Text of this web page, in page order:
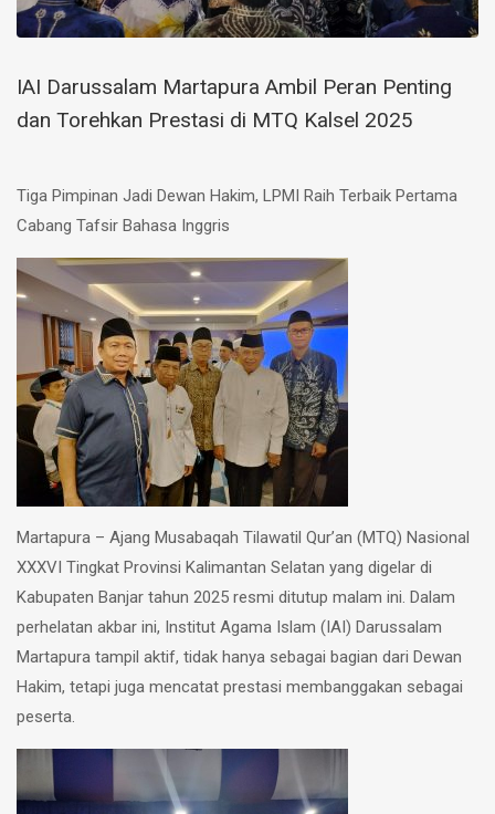
IAI Darussalam Martapura Ambil Peran Penting
dan Torehkan Prestasi di MTQ Kalsel 2025
Tiga Pimpinan Jadi Dewan Hakim, LPMI Raih Terbaik Pertama
Cabang Tafsir Bahasa Inggris
Martapura – Ajang Musabaqah Tilawatil Qur’an (MTQ) Nasional
XXXVI Tingkat Provinsi Kalimantan Selatan yang digelar di
Kabupaten Banjar tahun 2025 resmi ditutup malam ini. Dalam
perhelatan akbar ini, Institut Agama Islam (IAI) Darussalam
Martapura tampil aktif, tidak hanya sebagai bagian dari Dewan
Hakim, tetapi juga mencatat prestasi membanggakan sebagai
peserta.